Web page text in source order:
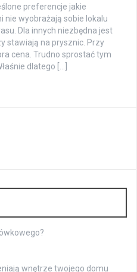
preferencje jakie
nie wyobrażają sobie lokalu
Dla innych niezbędna jest
stawiają na prysznic. Przy
cena. Trudno sprostać tym
dlatego […]
wnętrze twojego domu